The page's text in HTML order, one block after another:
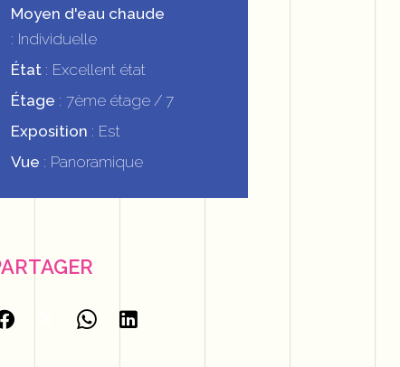
Moyen d'eau chaude
Individuelle
État
Excellent état
Étage
7ème étage / 7
Exposition
Est
Vue
Panoramique